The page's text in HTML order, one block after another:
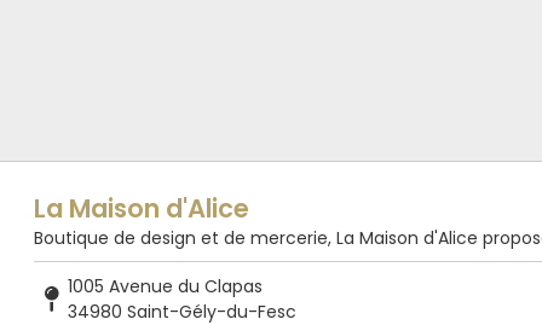
La Maison d'Alice
Boutique de design et de mercerie, La Maison d'Alice
1005 Avenue du Clapas
34980 Saint-Gély-du-Fesc